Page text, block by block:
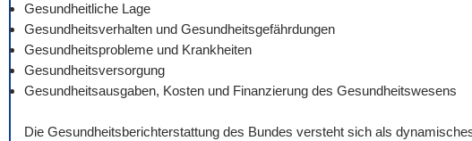
Gesundheitliche Lage
Gesundheitsverhalten und Gesundheitsgefährdungen
Gesundheitsprobleme und Krankheiten
Gesundheitsversorgung
Gesundheitsausgaben, Kosten und Finanzierung des Gesundheitswesens
Die Gesundheitsberichterstattung des Bundes versteht sich als